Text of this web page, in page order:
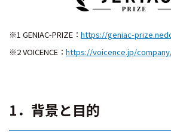
※1 GENIAC-PRIZE： https://geniac-
※2 VOICENCE： https://voicence.jp/
1．背景と目的